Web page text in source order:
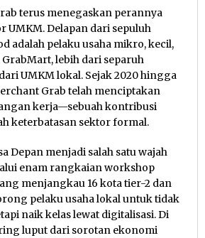
terus menegaskan perannya
UMKM. Delapan dari sepuluh
adalah pelaku usaha mikro, kecil,
lebih dari separuh
UMKM lokal. Sejak 2020 hingga
Grab telah menciptakan
kerja—sebuah kontribusi
keterbatasan sektor formal.
Depan menjadi salah satu wajah
enam rangkaian workshop
menjangkau 16 kota tier-2 dan
pelaku usaha lokal untuk tidak
naik kelas lewat digitalisasi. Di
luput dari sorotan ekonomi